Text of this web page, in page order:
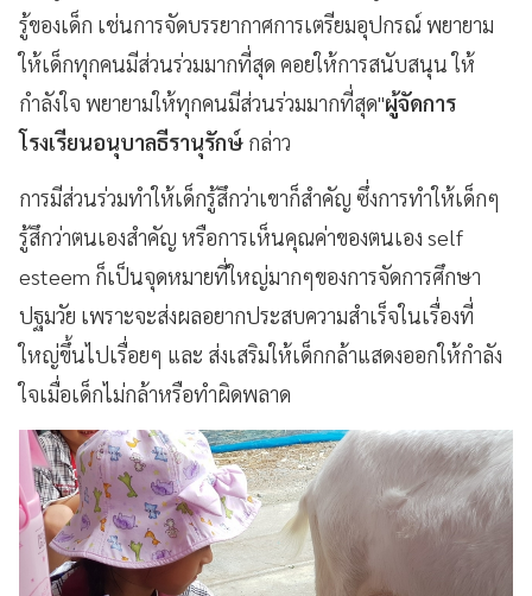
รู้ของเด็ก เช่นการจัดบรรยากาศการเตรียมอุปกรณ์ พยายาม
ให้เด็กทุกคนมีส่วนร่วมมากที่สุด คอยให้การสนับสนุน ให้
กำลังใจ พยายามให้ทุกคนมีส่วนร่วมมากที่สุด"ผู้จัดการ
โรงเรียนอนุบาลธีรานุรักษ์ กล่าว
การมีส่วนร่วมทำให้เด็กรู้สึกว่าเขาก็สำคัญ ซึ่งการทำให้เด็กๆ
รู้สึกว่าตนเองสำคัญ หรือการเห็นคุณค่าของตนเอง self
esteem ก็เป็นจุดหมายที่ใหญ่มากๆของการจัดการศึกษา
ปฐมวัย เพราะจะส่งผลอยากประสบความสำเร็จในเรื่องที่
ใหญ่ขึ้นไปเรื่อยๆ และ ส่งเสริมให้เด็กกล้าแสดงออกให้กำลัง
ใจเมื่อเด็กไม่กล้าหรือทำผิดพลาด